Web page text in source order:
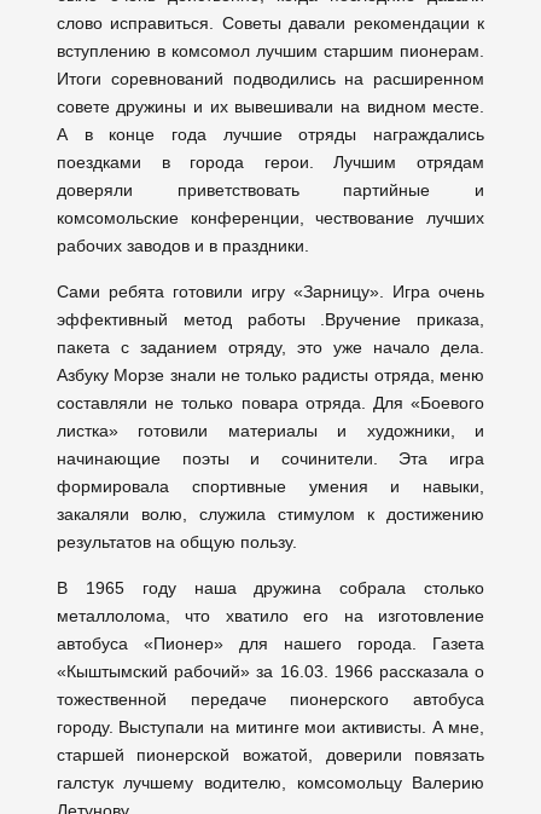
слово исправиться. Советы давали рекомендации к
вступлению в комсомол лучшим старшим пионерам.
Итоги соревнований подводились на расширенном
совете дружины и их вывешивали на видном месте.
А в конце года лучшие отряды награждались
поездками в города герои. Лучшим отрядам
доверяли приветствовать партийные и
комсомольские конференции, чествование лучших
рабочих заводов и в праздники.
Сами ребята готовили игру «Зарницу». Игра очень
эффективный метод работы .Вручение приказа,
пакета с заданием отряду, это уже начало дела.
Азбуку Морзе знали не только радисты отряда, меню
составляли не только повара отряда. Для «Боевого
листка» готовили материалы и художники, и
начинающие поэты и сочинители. Эта игра
формировала спортивные умения и навыки,
закаляли волю, служила стимулом к достижению
результатов на общую пользу.
В 1965 году наша дружина собрала столько
металлолома, что хватило его на изготовление
автобуса «Пионер» для нашего города. Газета
«Кыштымский рабочий» за 16.03. 1966 рассказала о
тожественной передаче пионерского автобуса
городу. Выступали на митинге мои активисты. А мне,
старшей пионерской вожатой, доверили повязать
галстук лучшему водителю, комсомольцу Валерию